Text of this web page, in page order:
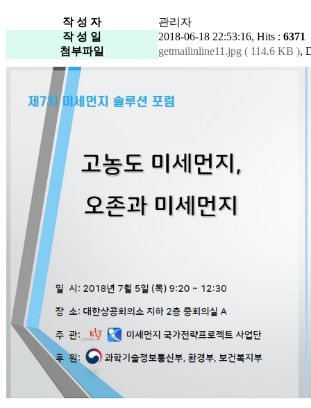
작 성 자
관리자
작 성 일
2018-06-18 22:53:16, Hits : 6371
첨부파일
getmailinline11.jpg ( 114.6 KB ),